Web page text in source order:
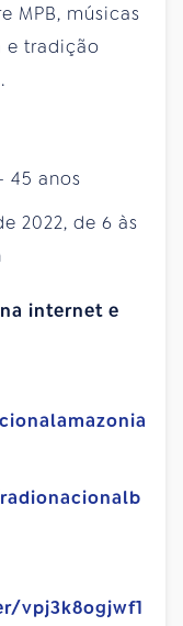
MPB, músicas
e tradição
45 anos
2022, de 6 às
internet e
vpj3k8ogjwf1